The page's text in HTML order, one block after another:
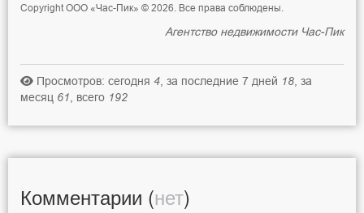
Copyright ООО «Час-Пик» © 2026. Все права соблюдены.
Агентство недвижимости Час-Пик
Просмотров: сегодня 4 , за последние 7 дней 18 , за
месяц 61 , всего 192
Комментарии (нет)